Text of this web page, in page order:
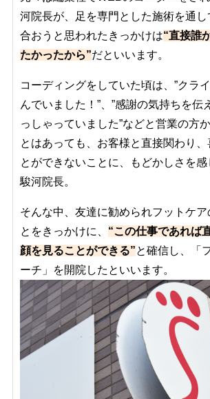
河院長が、足を専門とした施術を通し
合おうと思われたきっかけは“直接誰
たかったから”だといいます。
コーディングをしていた頃は、”クラ
んでいました！”、”感謝の気持ちを伝
っしゃっていました”などと営業の方
とはあっても、お客様と直接関わり、
とができないことに、もどかしさを感
駿河院長。
そんな中、友達に勧められフットケア
とをきっかけに、 “この仕事であれば
顔を見ることができる”と確信し、「
ーチ」を開院したといいます。